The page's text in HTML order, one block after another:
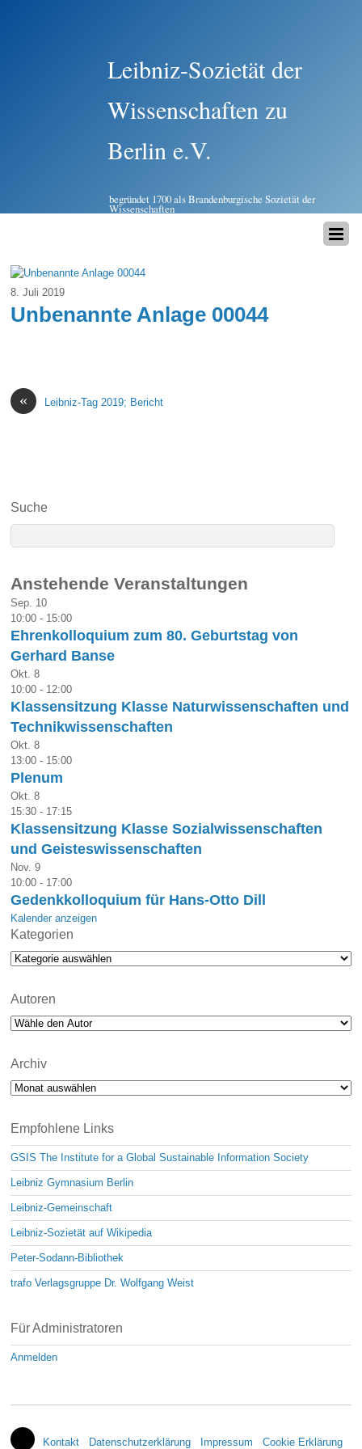
Leibniz-Sozietät der
Wissenschaften zu
Berlin e.V.
begründet 1700 als Brandenburgische Sozietät der
Wissenschaften
8. Juli 2019
Unbenannte Anlage 00044
« Leibniz-Tag 2019; Bericht
Suche
Anstehende Veranstaltungen
Sep. 10
10:00 - 15:00
Ehrenkolloquium zum 80. Geburtstag von
Gerhard Banse
Okt.8
10:00 - 12:00
Klassensitzung Klasse Naturwissenschaften und
Technikwissenschaften
Okt.8
13:00 - 15:00
Plenum
Okt.8
15:30 - 17:15
Klassensitzung Klasse Sozialwissenschaften
und Geisteswissenschaften
Nov.9
10:00 - 17:00
Gedenkkolloquium für Hans-Otto Dill
Kalender anzeigen
Kategorien
Kategorien
Autoren
Archiv
Archiv
Empfohlene Links
GSIS The Institute for a Global Sustainable Information Society
Leibniz Gymnasium Berlin
Leibniz-Gemeinschaft
Leibniz-Sozietät auf Wikipedia
Peter-Sodann-Bibliothek
trafo Verlagsgruppe Dr. Wolfgang Weist
Für Administratoren
Anmelden
Kontakt Datenschutzerklärung Impressum Cookie Erklärung